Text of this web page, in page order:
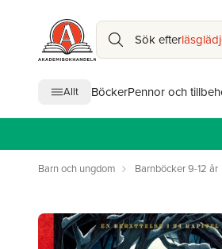
Sök efter
Allt BöckerPennor och
Barn och ungdom Barnböcker 9-12 år